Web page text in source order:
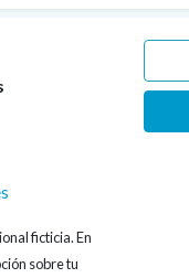
ficticia. En
sobre tu